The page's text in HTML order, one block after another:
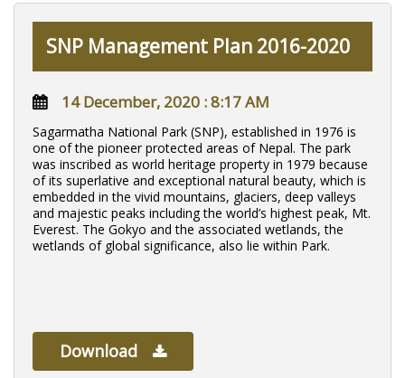
SNP Management Plan 2016-2020
14 December, 2020 : 8:17 AM
Sagarmatha National Park (SNP), established in 1976 is
one of the pioneer protected areas of Nepal. The park
was inscribed as world heritage property in 1979 because
of its superlative and exceptional natural beauty, which is
embedded in the vivid mountains, glaciers, deep valleys
and majestic peaks including the world’s highest peak, Mt.
Everest. The Gokyo and the associated wetlands, the
wetlands of global significance, also lie within Park.
Download